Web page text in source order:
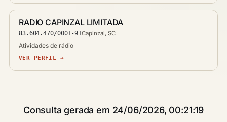
RADIO CAPINZAL LIMITADA
83.604.470/0001-91Capinzal, SC
Atividades de rádio
VER PERFIL →
Consulta gerada em 24/06/2026, 00:21:19